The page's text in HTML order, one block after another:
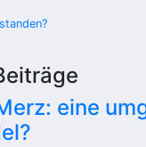
eine